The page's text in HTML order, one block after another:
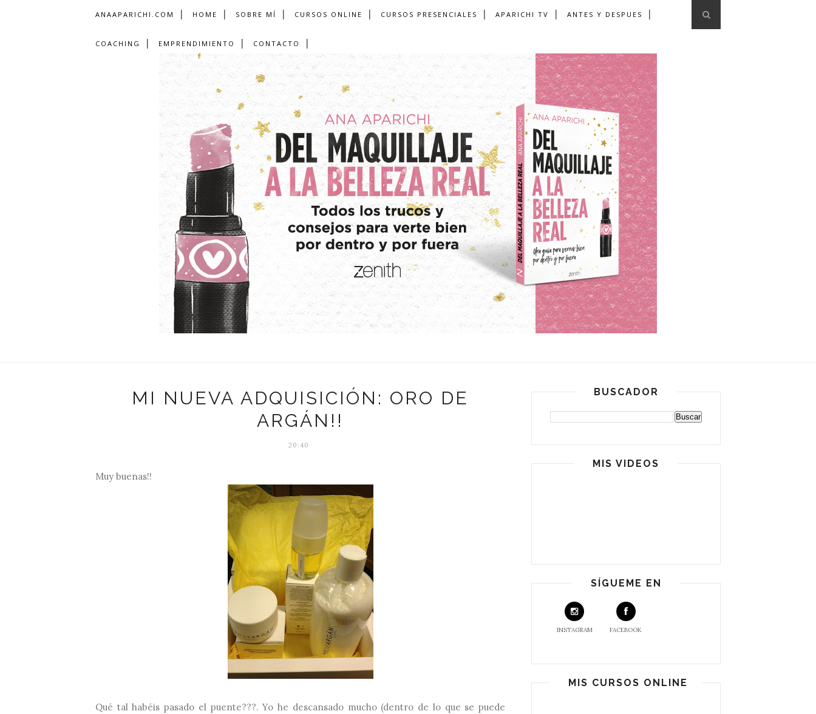
ANAAPARICHI.COM HOME SOBRE MÍ CURSOS ONLINE CURSOS PRESENCIALES APARICHI TV ANTES Y DESPUES
COACHING EMPRENDIMIENTO CONTACTO
MI NUEVA ADQUISICIÓN: ORO DE
ARGÁN!!
20:40
Muy buenas!!
Qué tal habéis pasado el puente???. Yo he descansado mucho (dentro de lo que se puede
BUSCADOR
MIS VIDEOS
SÍGUEME EN
INSTAGRAM FACEBOOK
MIS CURSOS ONLINE